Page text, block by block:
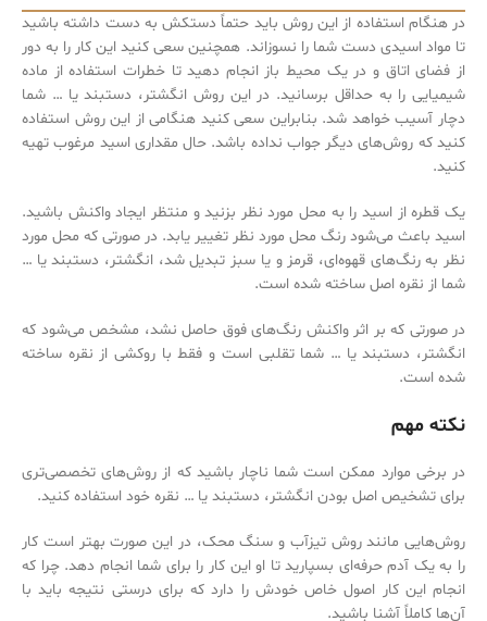
در هنگام استفاده از این روش باید حتماً دستکش به دست داشته باشید
تا مواد اسیدی دست شما را نسوزاند. همچنین سعی کنید این کار را به دور
از فضای اتاق و در یک محیط باز انجام دهید تا خطرات استفاده از ماده
شیمیایی را به حداقل برسانید. در این روش انگشتر، دستبند یا … شما
دچار آسیب خواهد شد. بنابراین سعی کنید هنگامی از این روش استفاده
کنید که روش‌های دیگر جواب نداده باشد. حال مقداری اسید مرغوب تهیه
کنید.
یک قطره از اسید را به محل مورد نظر بزنید و منتظر ایجاد واکنش باشید.
اسید باعث می‌‌شود رنگ محل مورد نظر تغییر یابد. در صورتی که محل مورد
نظر به رنگ‌‌های قهوه‌‌ای، قرمز و یا سبز تبدیل شد، انگشتر، دستبند یا …
شما از نقره اصل ساخته شده است.
در صورتی که بر اثر واکنش رنگ‌‌های فوق حاصل نشد، مشخص می‌‌شود که
انگشتر، دستبند یا … شما تقلبی است و فقط با روکشی از نقره ساخته
شده است.
نکته مهم
در برخی موارد ممکن است شما ناچار باشید که از روش‌‌های تخصصی‌‌تری
برای تشخیص اصل بودن انگشتر، دستبند یا … نقره خود استفاده کنید.
روش‌‌هایی مانند روش تیزآب و سنگ محک، در این صورت بهتر است کار
را به یک آدم حرفه‌‌ای بسپارید تا او این کار را برای شما انجام دهد. چرا که
انجام این کار اصول خاص خودش را دارد که برای درستی نتیجه باید با
آن‌ها کاملاً آشنا باشید.